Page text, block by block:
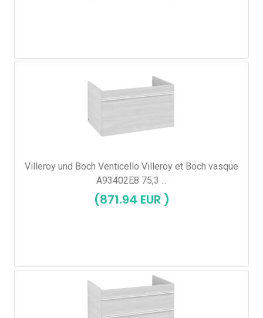
Villeroy und Boch Venticello Villeroy et Boch vasque
A93402E8 75,3 ...
(871.94 EUR )